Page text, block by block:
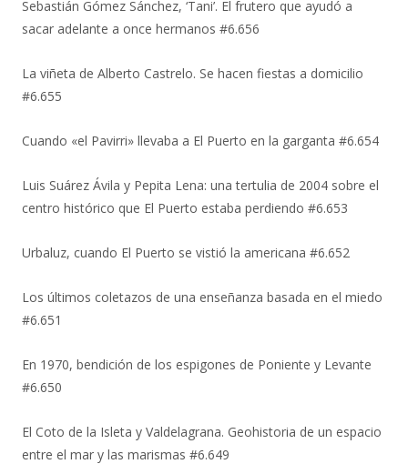
Sebastián Gómez Sánchez, ‘Tani’. El frutero que ayudó a
sacar adelante a once hermanos #6.656
La viñeta de Alberto Castrelo. Se hacen fiestas a domicilio
#6.655
Cuando «el Pavirri» llevaba a El Puerto en la garganta #6.654
Luis Suárez Ávila y Pepita Lena: una tertulia de 2004 sobre el
centro histórico que El Puerto estaba perdiendo #6.653
Urbaluz, cuando El Puerto se vistió la americana #6.652
Los últimos coletazos de una enseñanza basada en el miedo
#6.651
En 1970, bendición de los espigones de Poniente y Levante
#6.650
El Coto de la Isleta y Valdelagrana. Geohistoria de un espacio
entre el mar y las marismas #6.649